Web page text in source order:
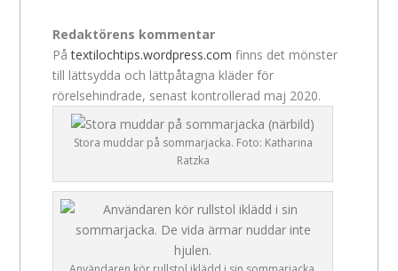
Redaktörens kommentar
Påtextilochtips.wordpress.com finns det mönster
till lättsydda och lättpåtagna kläder för
rörelsehindrade, senast kontrollerad maj 2020.
Stora muddar på sommarjacka. Foto: Katharina
Ratzka